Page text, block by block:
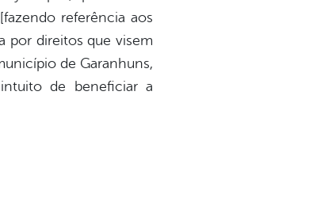
referência aos
por direitos que visem
de Garanhuns,
de beneficiar a